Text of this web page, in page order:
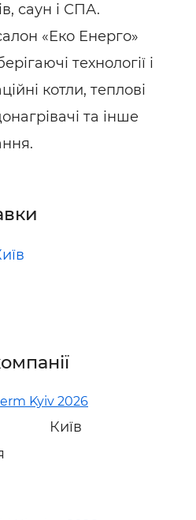
саун і СПА.
«Еко Енерго»
технології і
котли, теплові
та інше
Kyiv 2026
Київ